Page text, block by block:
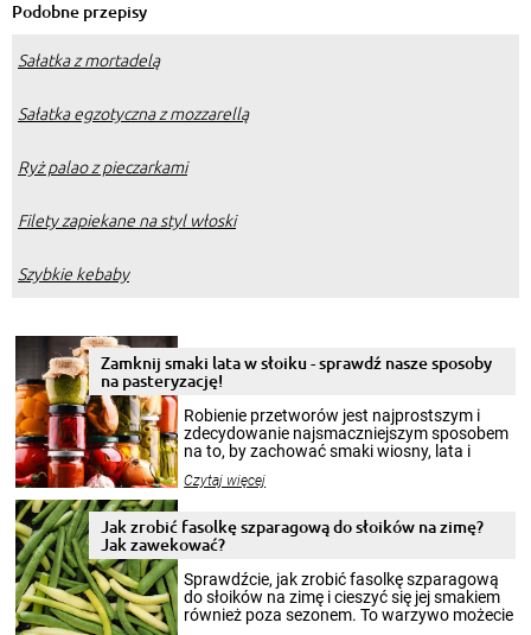
Podobne przepisy
Sałatka z mortadelą
Sałatka egzotyczna z mozzarellą
Ryż palao z pieczarkami
Filety zapiekane na styl włoski
Szybkie kebaby
Zamknij smaki lata w słoiku - sprawdź nasze sposoby
na pasteryzację!
Robienie przetworów jest najprostszym i
zdecydowanie najsmaczniejszym sposobem
na to, by zachować smaki wiosny, lata i
krajobrazów, by cieszyć nimi oko w sezonie
pełni poczuć atmosferę cieplejszych
miesięcy. Przygotowanie słoików ze
patenty, które pozwolą zachować świeżość
przetworów.
Czytaj więcej
Jak zrobić fasolkę szparagową do słoików na zimę?
Jak zawekować?
Sprawdźcie, jak zrobić fasolkę szparagową
do słoików na zimę i cieszyć się jej smakiem
również poza sezonem. To warzywo możecie